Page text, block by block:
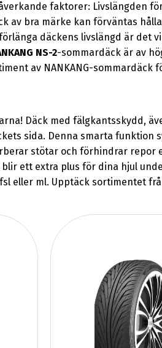
faktorer: Livslängden
bra märke kan förväntas
däckens livslängd är det
NS-2-sommardäck är av
av NANKANG-sommardäck
Däck med fälgkantsskydd,
sida. Denna smarta
stötar och förhindrar repor
ett extra plus för dina hjul
eller ml. Upptäck sortimentet